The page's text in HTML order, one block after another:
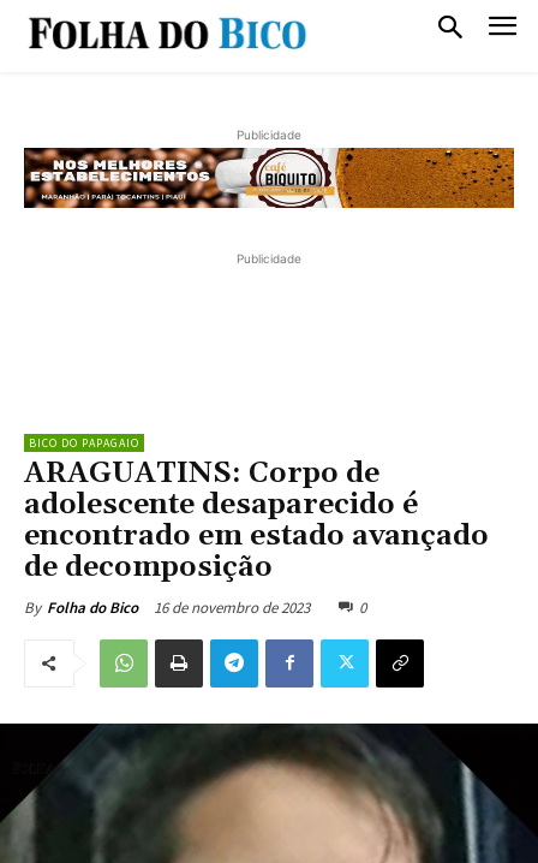
Publicidade
Publicidade
BICO DO PAPAGAIO
ARAGUATINS: Corpo de
adolescente desaparecido é
encontrado em estado avançado
de decomposição
By Folha do Bico 16 de novembro de 2023 0